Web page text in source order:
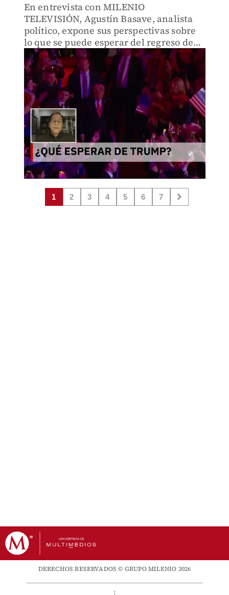
En entrevista con MILENIO
TELEVISIÓN, Agustín Basave, analista
político, expone sus perspectivas sobre
lo que se puede esperar del regreso de
Trump a la presidencia y cómo México
podría enfrentar las amenazas que
surgen con su administración.
1 2 3 4 5 6 7
DERECHOS RESERVADOS © GRUPO MILENIO 2026